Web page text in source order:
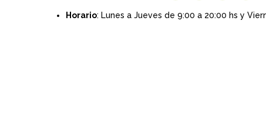
Horario: Lunes a Jueves de 9:00 a 20:00 hs y